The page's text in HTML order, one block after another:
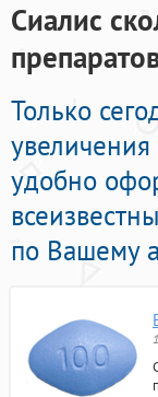
Сиалис
Только
удобно
по Вашему